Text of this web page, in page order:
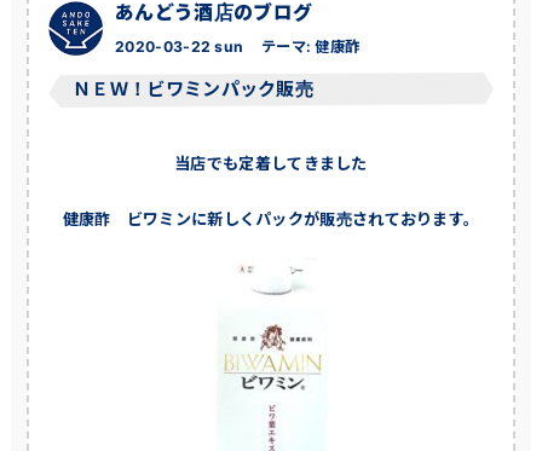
ＮＥＷ！ビワミンパック販売
あんどう酒店のブログ
2020-03-22 sun テーマ:健康酢
当店でも定着してきました
健康酢 ビワミンに新しくパックが販売されております。